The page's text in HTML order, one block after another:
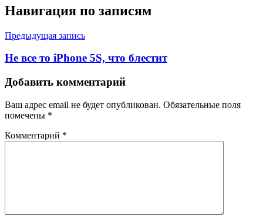
Навигация по записям
Предыдущая запись
Не все то iPhone 5S, что блестит
Добавить комментарий
Ваш адрес email не будет опубликован. Обязательные поля
помечены *
Комментарий *